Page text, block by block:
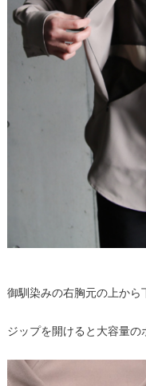
御馴染みの右胸元の上から
ジップを開けると大容量の